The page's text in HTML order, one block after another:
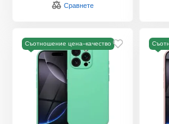
Сравнете
Съотношение цена–качество